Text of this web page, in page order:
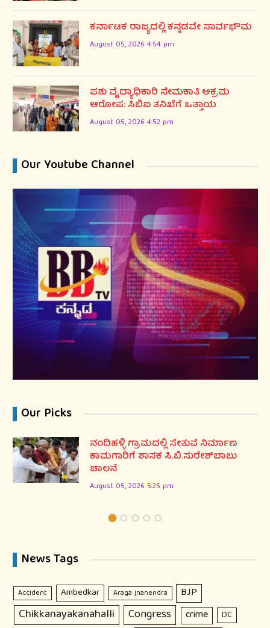
ಕರ್ನಾಟಕ ರಾಜ್ಯದಲ್ಲಿ ಕನ್ನಡವೇ ಸಾರ್ವಭೌಮ
August 05, 2026 4:54 pm
ಪಶು ವೈದ್ಯಾಧಿಕಾರಿ ನೇಮಕಾತಿ ಅಕ್ರಮ
ಆರೋಪ: ಸಿಬಿಐ ತನಿಖೆಗೆ ಒತ್ತಾಯ
August 05, 2026 4:52 pm
Our Youtube Channel
Our Picks
ನಂದಿಹಳ್ಳಿ ಗ್ರಾಮದಲ್ಲಿ ಸೇತುವೆ ನಿರ್ಮಾಣ
ಕಾಮಗಾರಿಗೆ ಶಾಸಕ ಸಿ.ಬಿ.ಸುರೇಶ್‌ಬಾಬು
ಚಾಲನೆ
August 05, 2026 5:25 pm
News Tags
Accident Ambedkar Araga jnanendra BJP
Chikkanayakanahalli Congress crime DC